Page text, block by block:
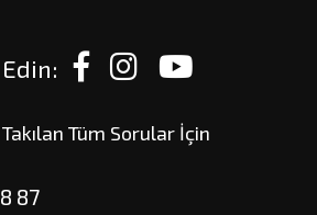
Takılan Tüm Sorular İçin
87